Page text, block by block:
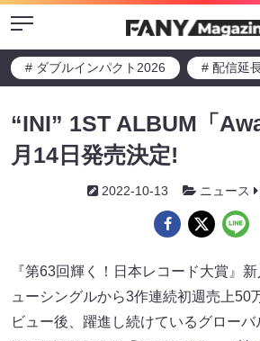
Menu
# ダブルインパクト2026 # 配信延
“INI” 1ST ALBUM「
月14日発売決定!
2022-10-13 ニュース
『第63回輝く！日本レコード大賞』
ューシングルから3作連続初週売上50
ビュー後、躍進し続けているグロー